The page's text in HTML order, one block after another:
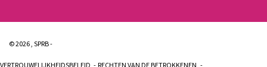
© 2026 , SPRB -
VERTROUWELIJKHEIDSBELEID RECHTEN VAN DE BETROKKENEN